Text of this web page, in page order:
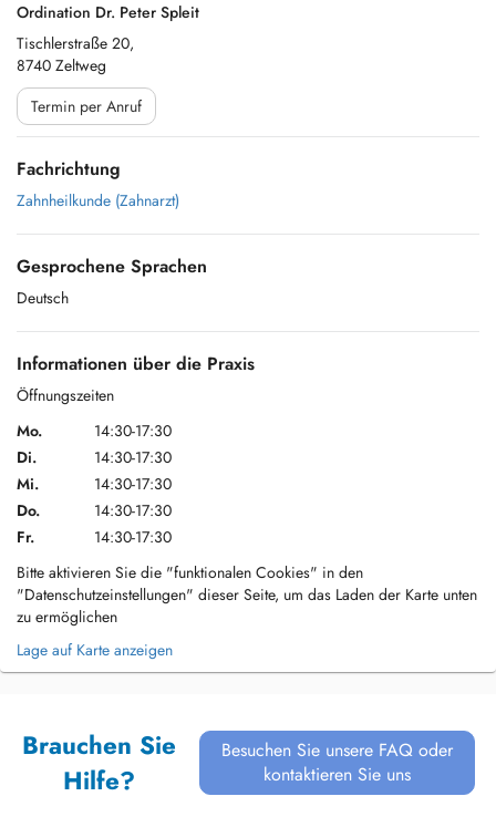
Ordination Dr. Peter Spleit
Tischlerstraße 20,
8740 Zeltweg
Termin per Anruf
Fachrichtung
Zahnheilkunde (Zahnarzt)
Gesprochene Sprachen
Deutsch
Informationen über die Praxis
Öffnungszeiten
Mo.
14:30-17:30
Di.
14:30-17:30
Mi.
14:30-17:30
Do.
14:30-17:30
Fr.
14:30-17:30
Bitte aktivieren Sie die "funktionalen Cookies" in den
"Datenschutzeinstellungen" dieser Seite, um das Laden der Karte unten
zu ermöglichen
Lage auf Karte anzeigen
Brauchen Sie
Hilfe?
Besuchen Sie unsere FAQ oder
kontaktieren Sie uns